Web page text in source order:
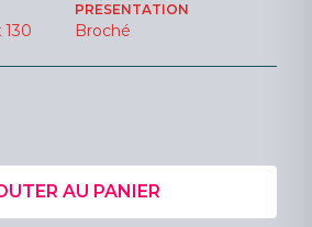
PRESENTATION
Broché
AU PANIER